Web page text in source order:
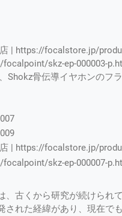
| https://focalstore.jp/
skz-ep-000003-
Shokz骨伝導イヤホンのフ
| https://focalstore.jp/
skz-ep-000007-
古くから研究が続けられ
された経緯があり、現在で